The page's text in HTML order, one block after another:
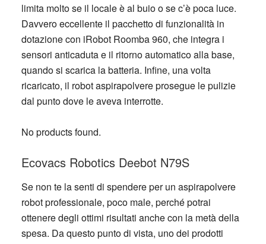
limita molto se il locale è al buio o se c’è poca luce.
Davvero eccellente il pacchetto di funzionalità in
dotazione con iRobot Roomba 960, che integra i
sensori anticaduta e il ritorno automatico alla base,
quando si scarica la batteria. Infine, una volta
ricaricato, il robot aspirapolvere prosegue le pulizie
dal punto dove le aveva interrotte.
No products found.
Ecovacs Robotics Deebot N79S
Se non te la senti di spendere per un aspirapolvere
robot professionale, poco male, perché potrai
ottenere degli ottimi risultati anche con la metà della
spesa. Da questo punto di vista, uno dei prodotti